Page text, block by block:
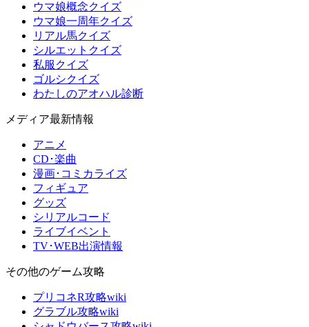
ウマ娘概念クイズ
ウマ娘一周年クイズ
リアル馬クイズ
シルエットクイズ
私服クイズ
ゴルシクイズ
わたしのアオハル診断
メディア最新情報
アニメ
CD･楽曲
漫画･コミカライズ
フィギュア
グッズ
シリアルコード
ライブイベント
TV･WEB出演情報
その他のゲーム攻略
プリコネR攻略wiki
グラブル攻略wiki